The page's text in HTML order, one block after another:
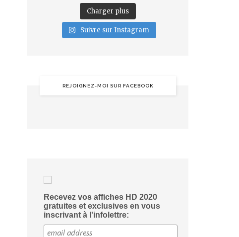
Charger plus
Suivre sur Instagram
REJOIGNEZ-MOI SUR FACEBOOK
Recevez vos affiches HD 2020
gratuites et exclusives en vous
inscrivant à l'infolettre: